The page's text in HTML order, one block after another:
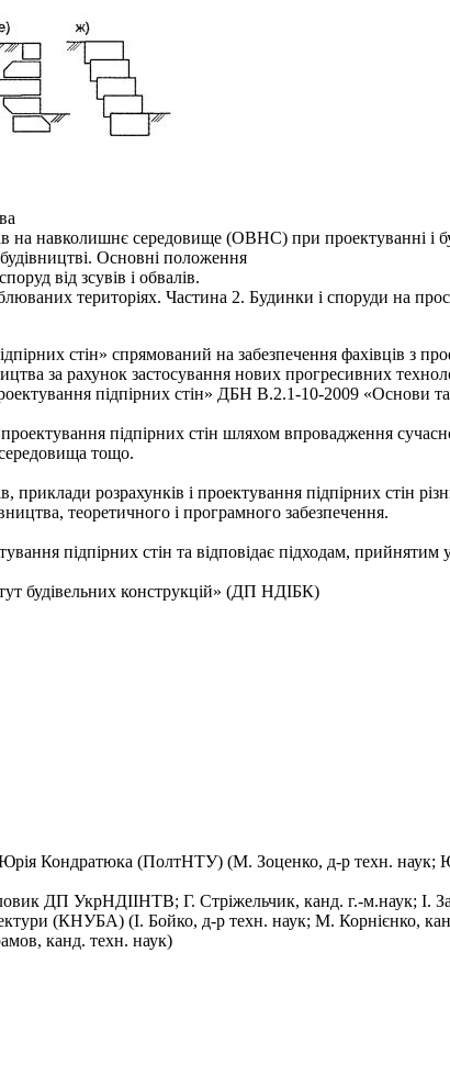
на навколишнє середовище (ОВНС) при проектуванні і
Основні положення
від зсувів і обвалів.
територіях. Частина 2. Будинки і споруди на
стін» спрямований на забезпечення фахівців з
за рахунок застосування нових прогресивних
підпірних стін» ДБН В.2.1-10-2009
підпірних стін шляхом впровадження
тощо.
приклади розрахунків і проектування підпірних стін
теоретичного і програмного забезпечення.
підпірних стін та відповідає підходам,
будівельних конструкцій» (ДП НДІБК)
Юрія Кондратюка (ПолтНТУ) (М. Зоценко, д-р техн.
ДП УкрНДІІНТВ; Г. Стріжельчик, канд. г.-м.наук; І.
(КНУБА) (І. Бойко, д-р техн. наук; М. Корнієнко,
канд. техн. наук)